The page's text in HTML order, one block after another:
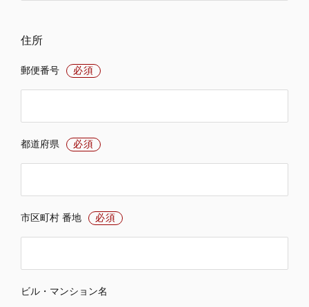
住所
郵便番号 必須
都道府県 必須
市区町村 番地 必須
ビル・マンション名